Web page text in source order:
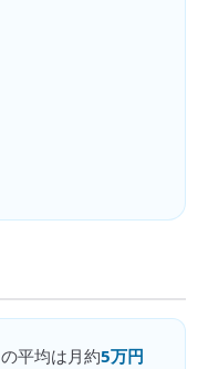
の平均は月約5万円